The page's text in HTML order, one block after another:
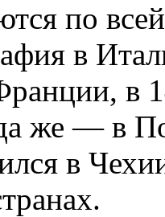
по
в
в
же — в
в